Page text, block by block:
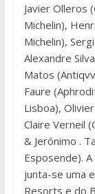
Javier Olleros
Michelin),
Michelin),
Alexandre
Matos
Faure
Lisboa),
Claire Verneil
& Jerónimo .
Esposende).
junta-se uma
Resorts e do